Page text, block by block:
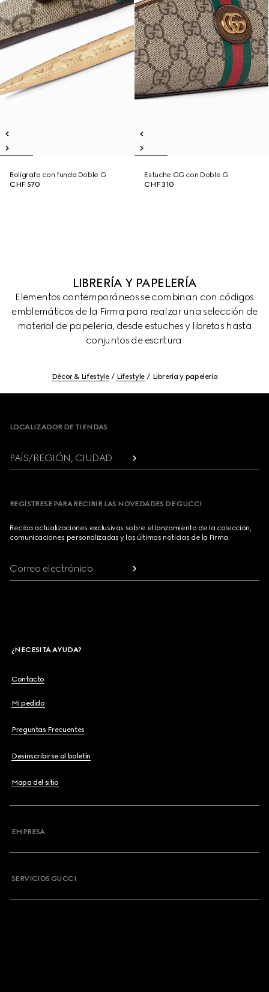
Bolígrafo con funda Doble G
CHF 570
Estuche GG con Doble G
CHF 310
LIBRERÍA Y PAPELERÍA
Elementos contemporáneos se combinan con códigos
emblemáticos de la Firma para realzar una selección de
material de papelería, desde estuches y libretas hasta
conjuntos de escritura.
Décor & Lifestyle Lifestyle Librería y papelería
LOCALIZADOR DE TIENDAS
PAÍS/REGIÓN, CIUDAD
REGÍSTRESE PARA RECIBIR LAS NOVEDADES DE GUCCI
Reciba actualizaciones exclusivas sobre el lanzamiento de la colección,
comunicaciones personalizadas y las últimas noticias de la Firma.
Correo electrónico
¿NECESITA AYUDA?
Contacto
Mi pedido
Preguntas Frecuentes
Desinscribirse al boletín
Mapa del sitio
EMPRESA
SERVICIOS GUCCI